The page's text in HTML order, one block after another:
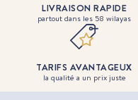
LIVRAISON RAPIDE
partout dans les 58 wilayas
TARIFS AVANTAGEUX
la qualité a un prix juste